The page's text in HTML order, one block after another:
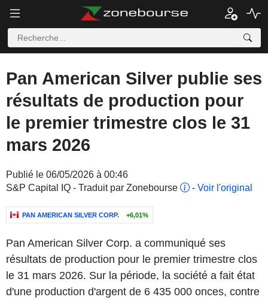
Pan American Silver publie ses
résultats de production pour
le premier trimestre clos le 31
mars 2026
Publié le 06/05/2026 à 00:46
S&P Capital IQ - Traduit par Zonebourse
- Voir l'original
PAN AMERICAN SILVER CORP. +6,01%
Pan American Silver Corp. a communiqué ses
résultats de production pour le premier trimestre clos
le 31 mars 2026. Sur la période, la société a fait état
d'une production d'argent de 6 435 000 onces, contre